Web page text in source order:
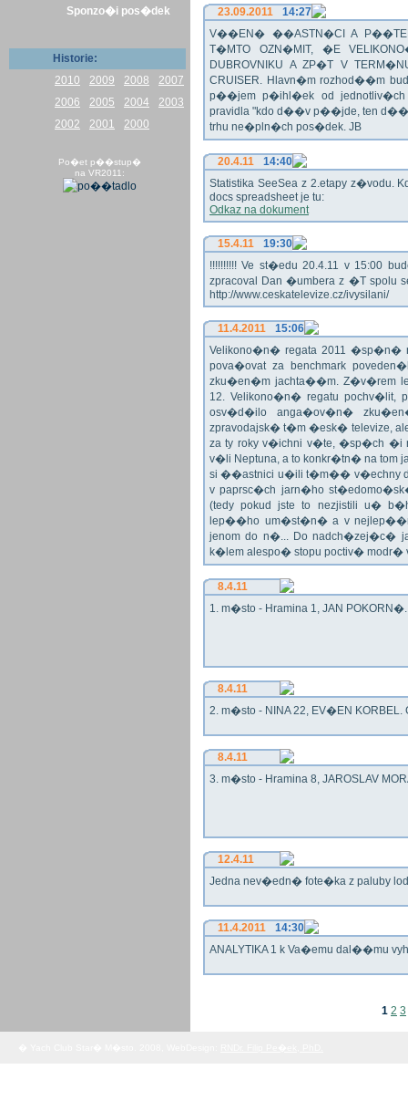
Sponzo�i pos�dek
Historie:
2010
2009 2008
2007
2006
2005 2004
2003
2002
2001 2000
Po�et p��stup�
na VR2011:
23.09.2011
14:27
V��EN� ��ASTN�CI A
T�MTO OZN�MIT, �E
DUBROVNIKU A ZP�T V
CRUISER. Hlavn�m rozhod��m
p��jem p�ihl�ek od
pravidla "kdo d��v p��jde, ten
trhu ne�pln�ch pos�dek. JB
20.4.11
14:40
Statistika SeeSea z 2.etapy z�vodu.
docs spreadsheet je tu:
Odkaz na dokument
15.4.11
19:30
!!!!!!!!!! Ve st�edu 20.4.11 v 15:00
zpracoval Dan �umbera z �T spolu
http://www.ceskatelevize.cz/ivysilani/
11.4.2011
15:06
Velikono�n� regata 2011 �sp�n�
pova�ovat za benchmark
zku�en�m jachta��m. Z�v�rem
12. Velikono�n� regatu
osv�d�ilo anga�ov�n�
zpravodajsk� t�m �esk� televize,
za ty roky v�ichni v�te, �sp�ch
v�li Neptuna, a to konkr�tn� na tom
si ��astnici u�ili t�m�� v�echny
v paprsc�ch jarn�ho
(tedy pokud jste to nezjistili u�
lep��ho um�st�n� a v
jenom do n�... Do nadch�zej�c�
k�lem alespo� stopu poctiv�
8.4.11
1. m�sto - Hramina 1, JAN
8.4.11
2. m�sto - NINA 22, EV�EN KORBEL.
8.4.11
3. m�sto - Hramina 8, JAROSLAV
12.4.11
Jedna nev�edn� fote�ka z paluby
11.4.2011
14:30
ANALYTIKA 1 k Va�emu dal��mu
1 2 3